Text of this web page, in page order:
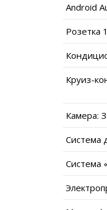
Android
Розетка
Круиз-
Камера:
Система
Система